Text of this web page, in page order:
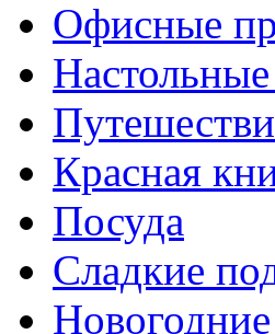
Офисные
Красная
Посуда
Сладкие